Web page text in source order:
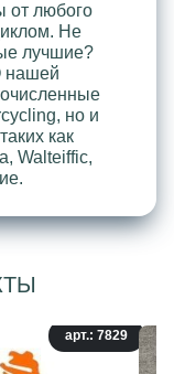
от любого
Не
лучшие?
нашей
но и
как
Walteiffic,
арт.: 7829